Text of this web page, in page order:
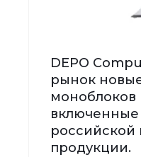
DEPO
рынок
моноблоков
включенные
продукции.